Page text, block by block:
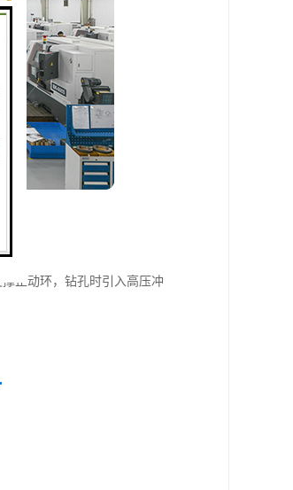
止动环，钻孔时引入高压冲